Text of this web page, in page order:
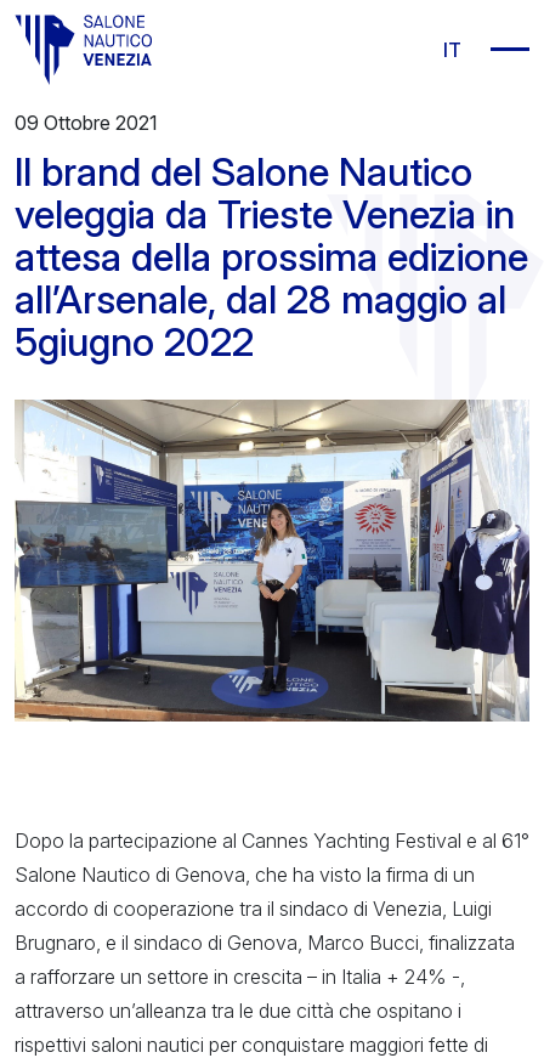
Vai al contenuto principale
IT
09 Ottobre 2021
Il brand del Salone Nautico
veleggia da Trieste Venezia in
attesa della prossima edizione
all’Arsenale, dal 28 maggio al
5giugno 2022
Dopo la partecipazione al Cannes Yachting Festival e al 61°
Salone Nautico di Genova, che ha visto la firma di un
accordo di cooperazione tra il sindaco di Venezia, Luigi
Brugnaro, e il sindaco di Genova, Marco Bucci, finalizzata
a rafforzare un settore in crescita – in Italia + 24% -,
attraverso un’alleanza tra le due città che ospitano i
rispettivi saloni nautici per conquistare maggiori fette di